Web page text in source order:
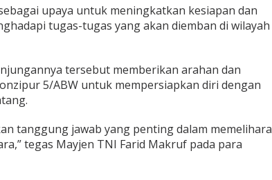
upaya untuk meningkatkan kesiapan dan
tugas-tugas yang akan diemban di wilayah
tersebut memberikan arahan dan
5/ABW untuk mempersiapkan diri dengan
tanggung jawab yang penting dalam memelihara
tegas Mayjen TNI Farid Makruf pada para